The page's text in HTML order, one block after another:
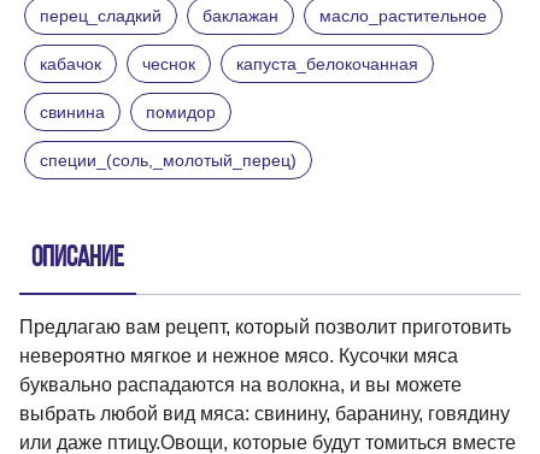
перец_сладкий баклажан масло_растительное
кабачок чеснок капуста_белокочанная
свинина помидор
специи_(соль,_молотый_перец)
Описание
Предлагаю вам рецепт, который позволит приготовить
невероятно мягкое и нежное мясо. Кусочки мяса
буквально распадаются на волокна, и вы можете
выбрать любой вид мяса: свинину, баранину, говядину
или даже птицу.Овощи, которые будут томиться вместе